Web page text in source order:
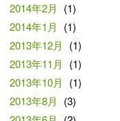
2014年2月
(1)
2014年1月
(1)
2013年12月
(1)
2013年11月
(1)
2013年10月
(1)
2013年8月
(3)